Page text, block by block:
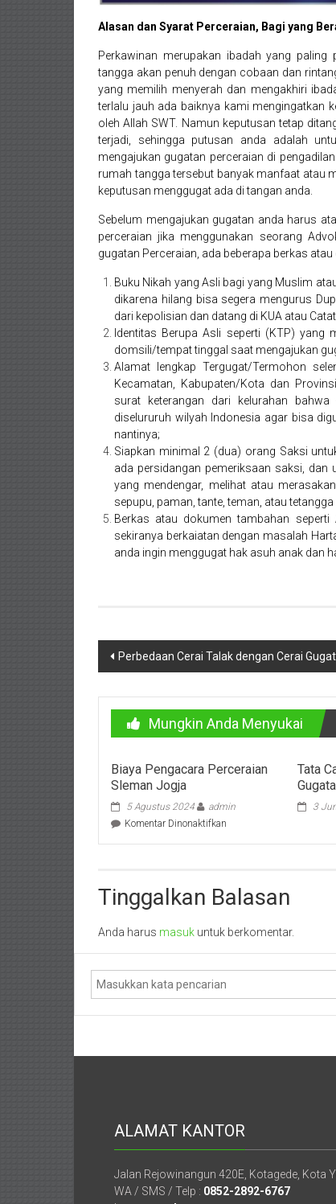
Bandar
Lampung,
Badung,
Gianyar,
Mataram,
Lombok,
Temanggung,
Sragen,
Karanganyar,
Malang,
Kediri,
Madiun,
Ponorogo,
Cilacap,
Banjarnegara,
Temanggung,
Wonosobo,
Cirebon,
Medan,
Padang,
Jakarta
Pusat,
Bontang,
Demak,
Kudus,
Sorong,
Papua,
Bekasi,
Pengacara
Pajak,
Pengacara
Hukum
Alasan dan Syarat Perceraian, Bagi yang
Perkawinan merupakan ibadah yang
tangga akan penuh dengan cobaan dan
yang memilih menyerah dan mengakhiri
terlalu jauh ada baiknya kami mengingatkan
oleh Allah SWT. Namun keputusan tetap
terjadi, sehingga putusan anda adalah
mengajukan gugatan perceraian di
rumah tangga tersebut banyak manfaat atau
keputusan menggugat ada di tangan anda.
Sebelum mengajukan gugatan anda harus
perceraian jika menggunakan seorang
gugatan Perceraian, ada beberapa berkas
Buku Nikah yang Asli bagi yang Muslim
dikarena hilang bisa segera mengurus
dari kepolisian dan datang di KUA atau
Identitas Berupa Asli seperti (KTP) yang
domsili/tempat tinggal saat mengajukan
Alamat lengkap Tergugat/Termohon
Kecamatan, Kabupaten/Kota dan
surat keterangan dari kelurahan
diselururuh wilyah Indonesia agar bisa
nantinya;
Siapkan minimal 2 (dua) orang Saksi
ada persidangan pemeriksaan saksi,
yang mendengar, melihat atau
sepupu, paman, tante, teman, atau
Berkas atau dokumen tambahan
sekiranya berkaiatan dengan masalah
anda ingin menggugat hak asuh anak dan
Navigasi
Perbedaan Cerai Talak dengan Cerai Gugat
Mungkin Anda Menyukai
Biaya Pengacara Perceraian
Sleman Jogja
5 Agustus 2024
admin
Komentar Dinonaktifkan
Jogja
Tata
3
Tinggalkan Balasan
Anda harus masuk untuk berkomentar.
ALAMAT KANTOR
Jalan Rejowinangun 420E, Kotagede, Kota
WA / SMS / Telp : 0852-2892-6767